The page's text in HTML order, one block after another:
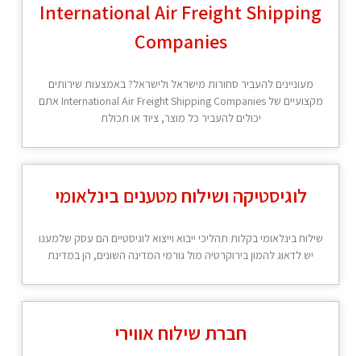
International Air Freight Shipping
Companies
מעוניינים להעביר סחורות מישראל ולישראל? באמצעות שירותים
מקצועיים של International Air Freight Shipping Companies אתם
יכולים להעביר כל מוצר, ציוד או תכולת
לוגיסטיקה ושילוח מטענים בינלאומי
שילוח בינלאומי בקלות תהליכי ייבוא וייצוא לוגיסטיים הם עסק שלמענו
יש לדאוג להמון בירוקרטיה מול גורמי המדינה השונים, הן במדינת
חברת שילוח אווירי